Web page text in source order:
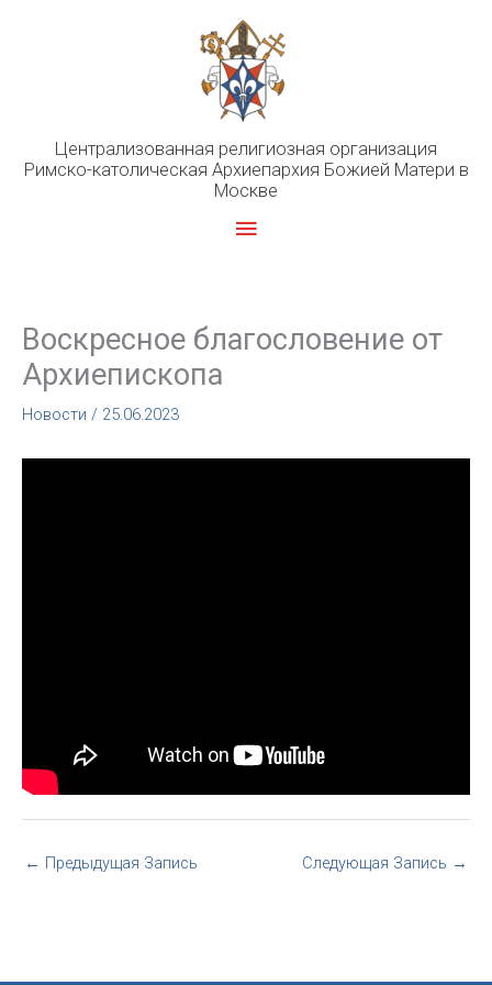
Централизованная религиозная организация
Римско-католическая Архиепархия Божией Матери в
Москве
Главное
Воскресное благословение от
Архиепископа
Новости / 25.06.2023
← Предыдущая Запись Следующая Запись →